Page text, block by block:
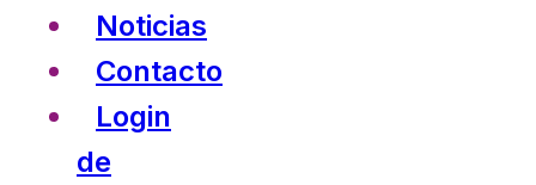
Noticias
Contacto
Login
de